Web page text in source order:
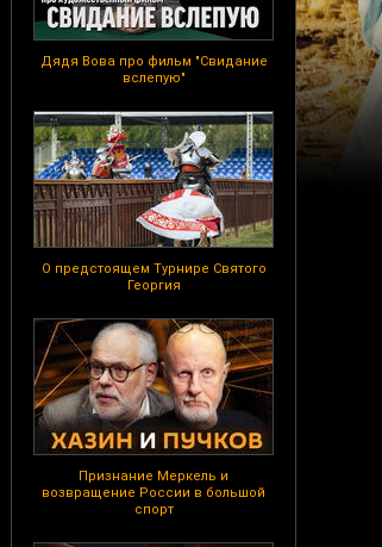
Дядя Вова про фильм "Свидание
вслепую"
О предстоящем Турнире Святого
Георгия
Признание Меркель и
возвращение России в большой
спорт